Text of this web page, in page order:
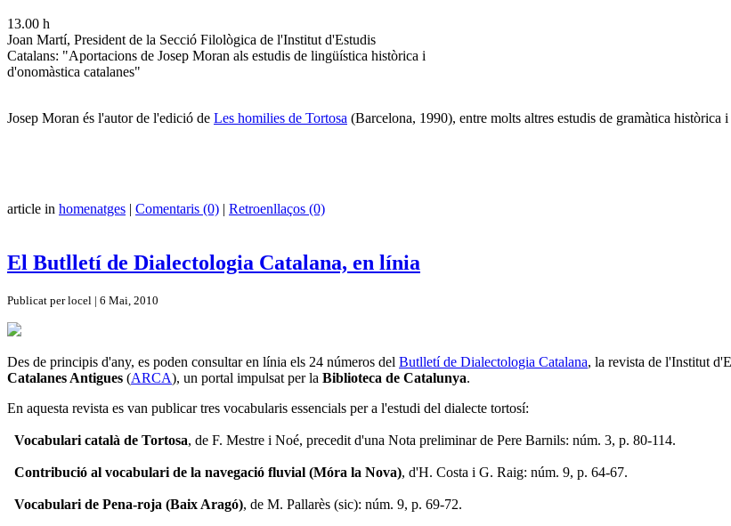
13.00 h
Joan Martí, President de la Secció Filològica de l'Institut d'Estudis
Catalans: "Aportacions de Josep Moran als estudis de lingüística històrica i
d'onomàstica catalanes"
Josep Moran és l'autor de l'edició de Les homilies de Tortosa (Barcelona, 1990), entre molts altres estudis de gramàtica històrica i
article in homenatges | Comentaris (0) | Retroenllaços (0)
El Butlletí de Dialectologia Catalana, en línia
Publicat per locel | 6 Mai, 2010
Des de principis d'any, es poden consultar en línia els 24 números del Butlletí de Dialectologia Catalana, la revista de l'Institut
Catalanes Antigues (ARCA), un portal impulsat per la Biblioteca de Catalunya.
En aquesta revista es van publicar tres vocabularis essencials per a l'estudi del dialecte tortosí:
Vocabulari català de Tortosa, de F. Mestre i Noé, precedit d'una Nota preliminar de Pere Barnils: núm. 3, p. 80-114.
Contribució al vocabulari de la navegació fluvial (Móra la Nova), d'H. Costa i G. Raig: núm. 9, p. 64-67.
Vocabulari de Pena-roja (Baix Aragó), de M. Pallarès (sic): núm. 9, p. 69-72.